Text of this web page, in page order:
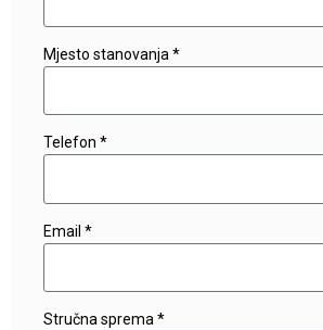
Mjesto stanovanja *
Telefon *
Email *
Stručna sprema *